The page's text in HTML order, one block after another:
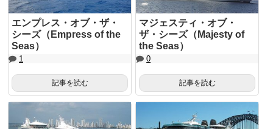
エンプレス・オブ・ザ・
シーズ（Empress of the
Seas）
1
記事を読む
マジェスティ・オブ・
ザ・シーズ（Majesty of
the Seas）
0
記事を読む